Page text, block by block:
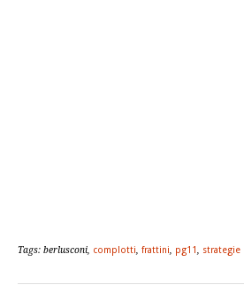
Tags: berlusconi, complotti frattini pg11 strategie